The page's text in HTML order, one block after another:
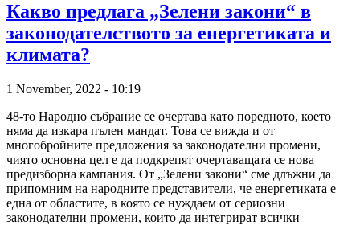
Какво предлага „Зелени закони“ в
законодателството за енергетиката и
климата?
1 November, 2022 - 10:19
48-то Народно събрание се очертава като поредното, което
няма да изкара пълен мандат. Това се вижда и от
многобройните предложения за законодателни промени,
чиято основна цел е да подкрепят очертаващата се нова
предизборна кампания. От „Зелени закони“ сме длъжни да
припомним на народните представители, че енергетиката е
една от областите, в която се нуждаем от сериозни
законодателни промени, които да интегрират всички